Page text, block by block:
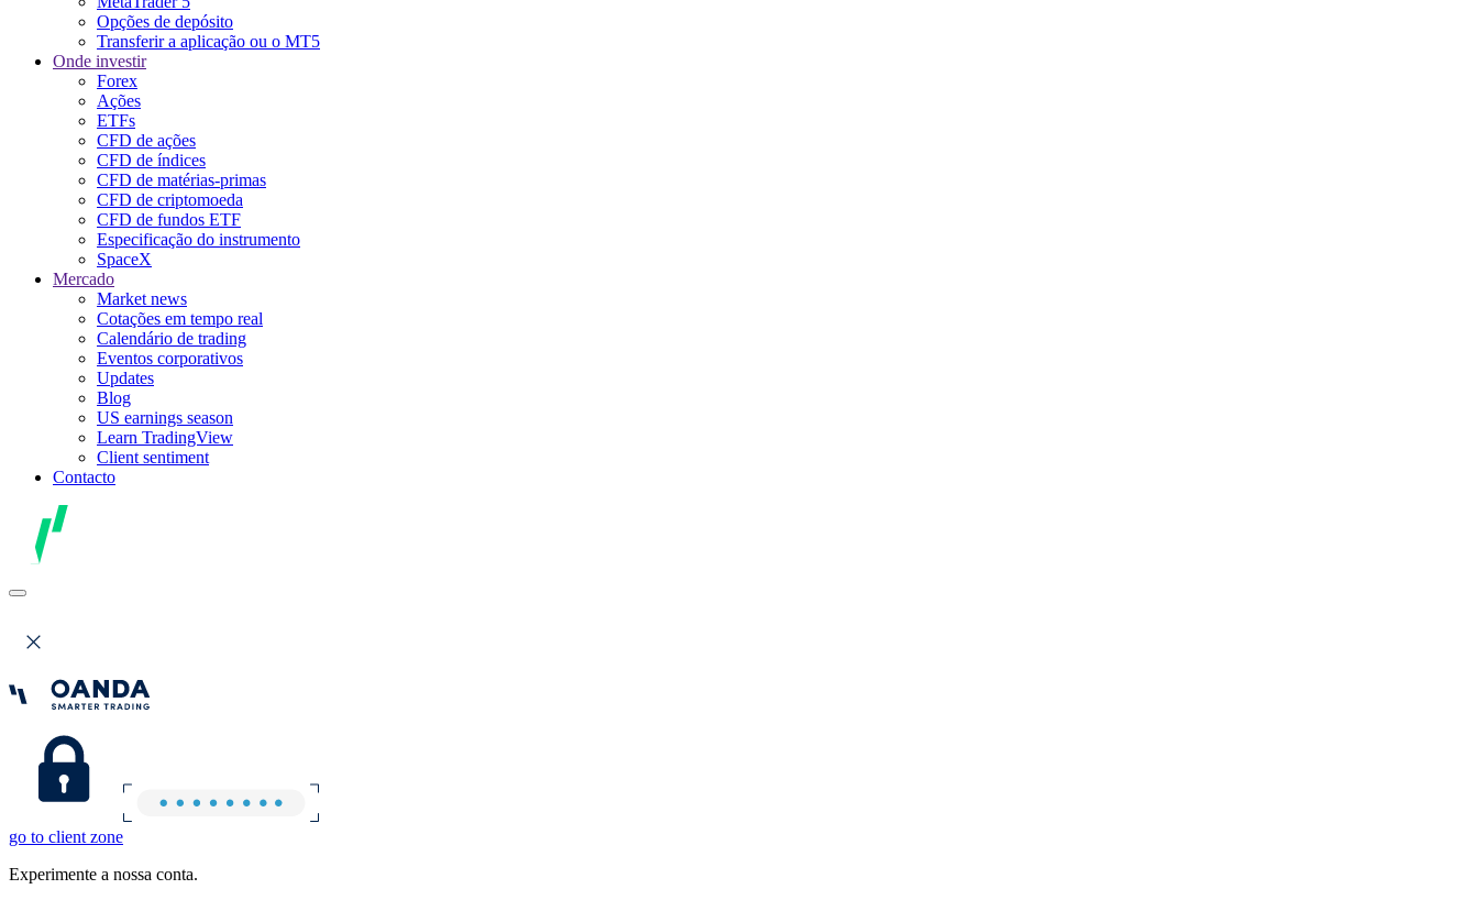
Opções de depósito
Transferir a aplicação ou o MT5
Onde investir
Forex
Ações
ETFs
CFD de ações
CFD de índices
CFD de matérias-primas
CFD de criptomoeda
CFD de fundos ETF
Especificação do instrumento
SpaceX
Mercado
Market news
Cotações em tempo real
Calendário de trading
Eventos corporativos
Updates
Blog
US earnings season
Learn TradingView
Client sentiment
Contacto
go to client zone
Experimente a nossa conta.